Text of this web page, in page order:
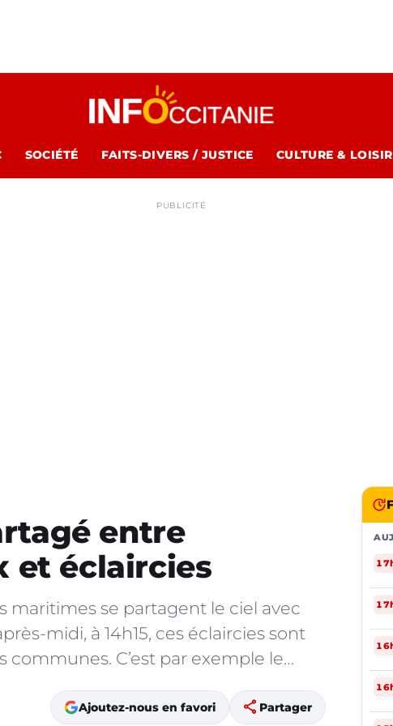
SOCIÉTÉ FAITS-DIVERS / JUSTICE CULTURE &
PUBLICITÉ
entre
et éclaircies
maritimes se partagent le ciel avec
midi, à 14h15, ces éclaircies sont
C’est par exemple le…
Ajoutez-nous en favori share Partager